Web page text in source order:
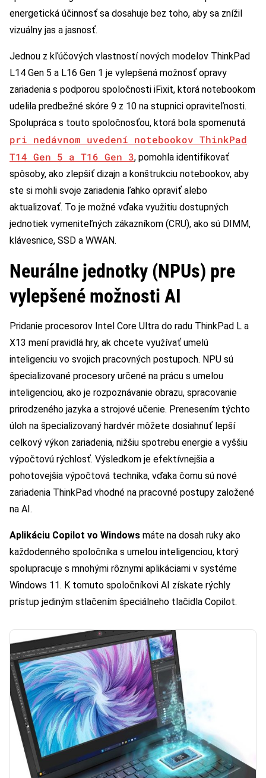
energetická účinnosť sa dosahuje bez toho, aby sa znížil
vizuálny jas a jasnosť.
Jednou z kľúčových vlastností nových modelov ThinkPad
L14 Gen 5 a L16 Gen 1 je vylepšená možnosť opravy
zariadenia s podporou spoločnosti iFixit, ktorá notebookom
udelila predbežné skóre 9 z 10 na stupnici opraviteľnosti.
Spolupráca s touto spoločnosťou, ktorá bola spomenutá
pri nedávnom uvedení notebookov ThinkPad
T14 Gen 5 a T16 Gen 3, pomohla identifikovať
spôsoby, ako zlepšiť dizajn a konštrukciu notebookov, aby
ste si mohli svoje zariadenia ľahko opraviť alebo
aktualizovať. To je možné vďaka využitiu dostupných
jednotiek vymeniteľných zákazníkom (CRU), ako sú DIMM,
klávesnice, SSD a WWAN.
Neurálne jednotky (NPUs) pre
vylepšené možnosti AI
Pridanie procesorov Intel Core Ultra do radu ThinkPad L a
X13 mení pravidlá hry, ak chcete využívať umelú
inteligenciu vo svojich pracovných postupoch. NPU sú
špecializované procesory určené na prácu s umelou
inteligenciou, ako je rozpoznávanie obrazu, spracovanie
prirodzeného jazyka a strojové učenie. Prenesením týchto
úloh na špecializovaný hardvér môžete dosiahnuť lepší
celkový výkon zariadenia, nižšiu spotrebu energie a vyššiu
výpočtovú rýchlosť. Výsledkom je efektívnejšia a
pohotovejšia výpočtová technika, vďaka čomu sú nové
zariadenia ThinkPad vhodné na pracovné postupy založené
na AI.
Aplikáciu Copilot vo Windows máte na dosah ruky ako
každodenného spoločníka s umelou inteligenciou, ktorý
spolupracuje s mnohými rôznymi aplikáciami v systéme
Windows 11. K tomuto spoločníkovi AI získate rýchly
prístup jediným stlačením špeciálneho tlačidla Copilot.